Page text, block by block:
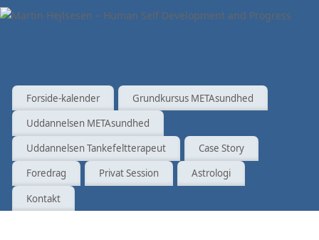
Forside-kalender
Grundkursus METAsundhed
Uddannelsen METAsundhed
Uddannelsen Tankefeltterapeut
Case Story
Foredrag
Privat Session
Astrologi
Kontakt